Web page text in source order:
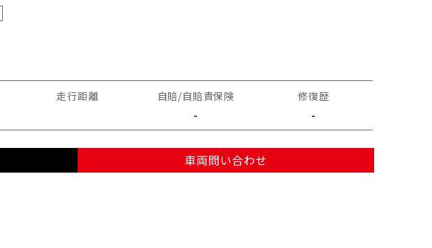
走行距離
自賠/自賠責保険
-
修復歴
-
車両問い合わせ